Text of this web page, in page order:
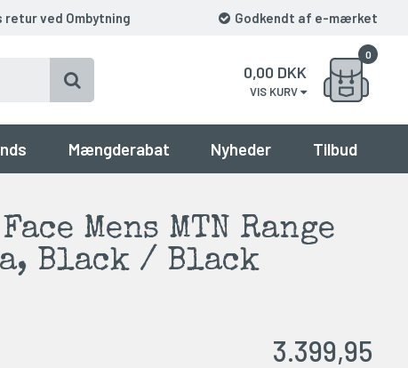
retur ved Ombytning Godkendt af e-mærket
0
0,00 DKK
VIS KURV
Mængderabat Nyheder Tilbud
Mens MTN Range
Black / Black
3.399,95